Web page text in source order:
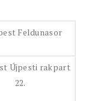
Feldunasor
Újpesti rakpart
22.